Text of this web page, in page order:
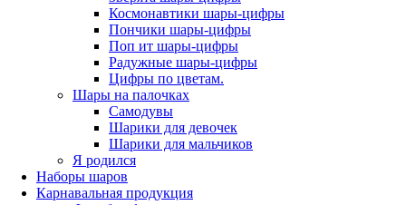
Космонавтики шары-цифры
Пончики шары-цифры
Поп ит шары-цифры
Радужные шары-цифры
Цифры по цветам.
Шары на палочках
Самодувы
Шарики для девочек
Шарики для мальчиков
Я родился
Наборы шаров
Карнавальная продукция